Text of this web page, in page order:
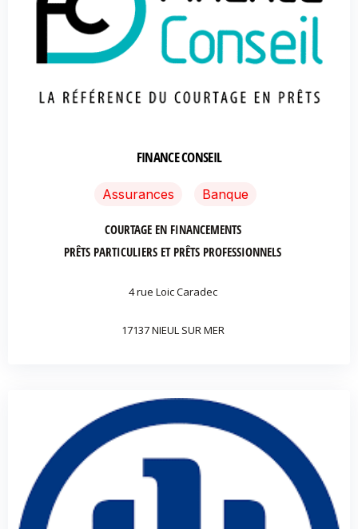
FINANCE CONSEIL
Assurances Banque
COURTAGE EN FINANCEMENTS
PRÊTS PARTICULIERS ET PRÊTS PROFESSIONNELS
4 rue Loic Caradec
17137 NIEUL SUR MER